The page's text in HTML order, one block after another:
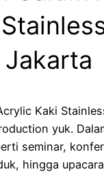
Jakarta
Kaki
yuk.
seminar,
hingga